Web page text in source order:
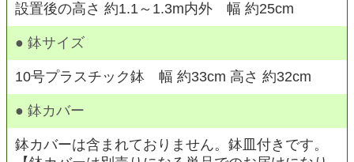
設置後の高さ 約1.1～1.3m内外 幅 約25cm
● 鉢サイズ
10号プラスチック鉢 幅 約33cm 高さ 約32cm
● 鉢カバー
鉢カバーは含まれておりません。鉢皿付きです。